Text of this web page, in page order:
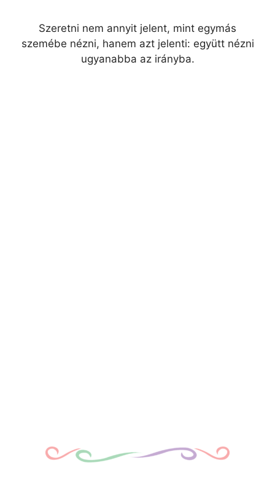
Szeretni nem annyit jelent, mint egymás
szemébe nézni, hanem azt jelenti: együtt nézni
ugyanabba az irányba.